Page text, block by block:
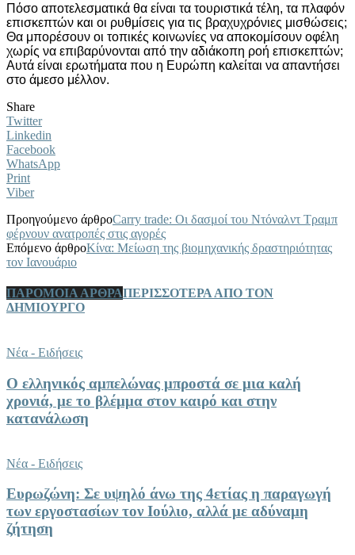
Πόσο αποτελεσματικά θα είναι τα τουριστικά τέλη, τα πλαφόν
επισκεπτών και οι ρυθμίσεις για τις βραχυχρόνιες μισθώσεις;
Θα μπορέσουν οι τοπικές κοινωνίες να αποκομίσουν οφέλη
χωρίς να επιβαρύνονται από την αδιάκοπη ροή επισκεπτών;
Αυτά είναι ερωτήματα που η Ευρώπη καλείται να απαντήσει
στο άμεσο μέλλον.
Share
Twitter
Linkedin
Facebook
WhatsApp
Print
Viber
Προηγούμενο άρθροCarry trade: Οι δασμοί του Ντόναλντ Τραμπ
φέρνουν ανατροπές στις αγορές
Επόμενο άρθροΚίνα: Μείωση της βιομηχανικής δραστηριότητας
τον Ιανουάριο
ΠΑΡΟΜΟΙΑ ΑΡΘΡΑΠΕΡΙΣΣΟΤΕΡΑ ΑΠΟ ΤΟΝ
ΔΗΜΙΟΥΡΓΟ
Νέα - Ειδήσεις
Ο ελληνικός αμπελώνας μπροστά σε μια καλή
χρονιά, με το βλέμμα στον καιρό και στην
κατανάλωση
Νέα - Ειδήσεις
Ευρωζώνη: Σε υψηλό άνω της 4ετίας η παραγωγή
των εργοστασίων τον Ιούλιο, αλλά με αδύναμη
ζήτηση